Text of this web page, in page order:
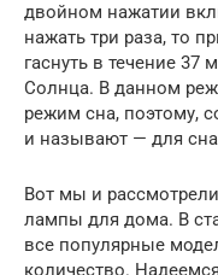
двойном нажатии
нажать три раза, то
гаснуть в течение 37
Солнца. В данном
режим сна, поэтому,
и называют — для
Вот мы и
лампы для дома. В
все популярные
количество.